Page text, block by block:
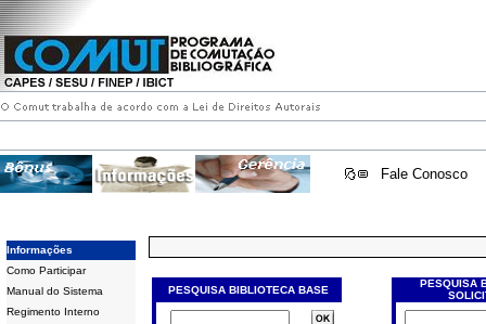
Fale Conosco
Informações
Como Participar
Manual do Sistema
Regimento Interno
PESQUISA BIBLIOTECA BASE
PESQUISA